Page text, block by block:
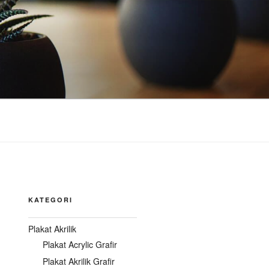
KATEGORI
Plakat Akrilik
Plakat Acrylic Grafir
Plakat Akrilik Grafir